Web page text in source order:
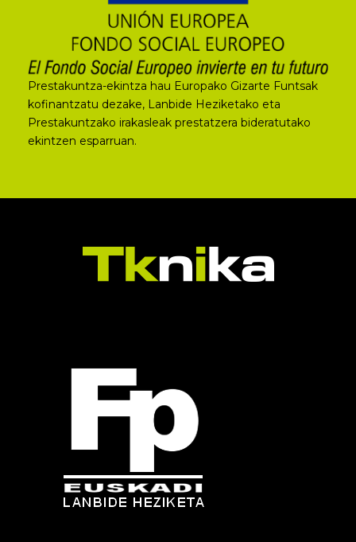
Prestakuntza-ekintza hau Europako Gizarte Funtsak
kofinantzatu dezake, Lanbide Heziketako eta
Prestakuntzako irakasleak prestatzera bideratutako
ekintzen esparruan.